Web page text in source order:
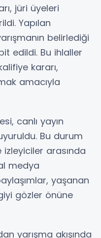
jüri üyeleri
Yapılan
belirlediği
edildi. Bu ihlaller
kararı,
amacıyla
canlı yayın
Bu durum
arasında
medya
yaşanan
gözler önüne
yarışma akışında